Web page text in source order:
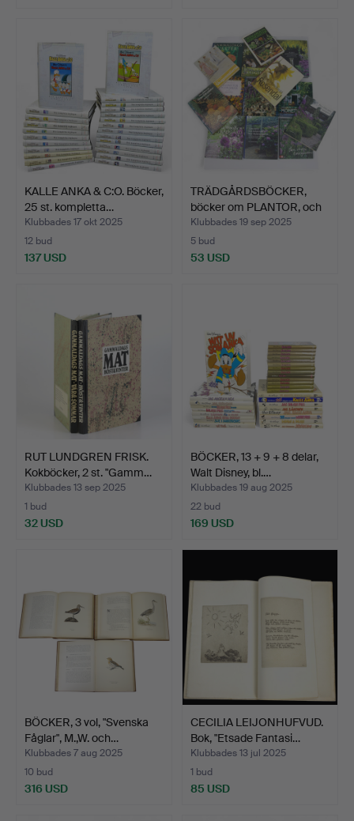
KALLE ANKA & C:O. Böcker,
25 st. kompletta…
Klubbades 17 okt 2025
12 bud
137 USD
TRÄDGÅRDSBÖCKER,
böcker om PLANTOR, och
ÖR…
Klubbades 19 sep 2025
5 bud
53 USD
RUT LUNDGREN FRISK.
Kokböcker, 2 st. "Gamm…
Klubbades 13 sep 2025
1 bud
32 USD
BÖCKER, 13 + 9 + 8 delar,
Walt Disney, bl.…
Klubbades 19 aug 2025
22 bud
169 USD
BÖCKER, 3 vol, "Svenska
Fåglar", M.,W. och…
Klubbades 7 aug 2025
10 bud
316 USD
CECILIA LEIJONHUFVUD.
Bok, "Etsade Fantasi…
Klubbades 13 jul 2025
1 bud
85 USD